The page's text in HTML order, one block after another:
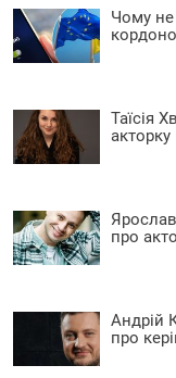
Чому не
Таїсія
акторку
про
Андрій
про